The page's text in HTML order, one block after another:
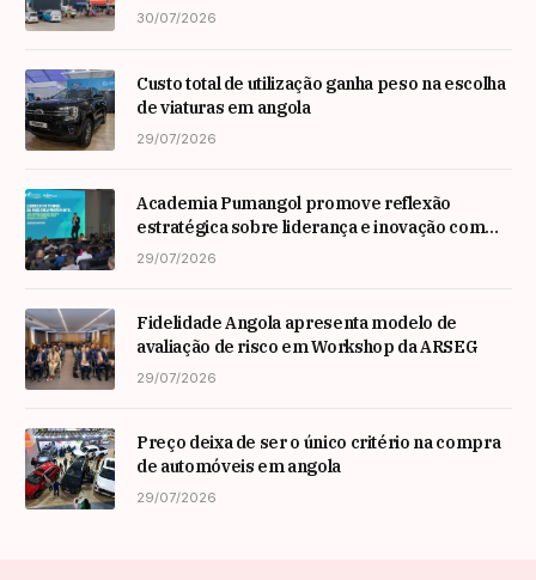
30/07/2026
Custo total de utilização ganha peso na escolha
de viaturas em angola
29/07/2026
Academia Pumangol promove reflexão
estratégica sobre liderança e inovação com
especialista internacional Nadim Habib
29/07/2026
Fidelidade Angola apresenta modelo de
avaliação de risco em Workshop da ARSEG
29/07/2026
Preço deixa de ser o único critério na compra
de automóveis em angola
29/07/2026